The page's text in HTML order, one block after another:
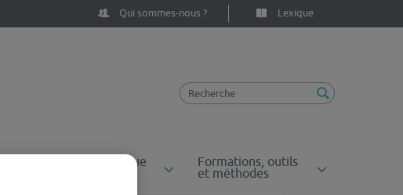
Lexique
Qui sommes-nous ?
Dossiers du risque Formations, outils
et méthodes